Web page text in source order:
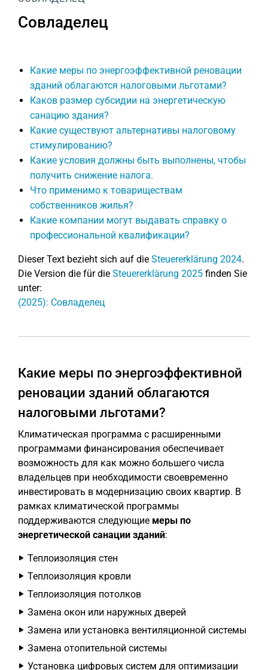
Совладелец
Какие меры по энергоэффективной реновации
зданий облагаются налоговыми льготами?
Каков размер субсидии на энергетическую
санацию здания?
Какие существуют альтернативы налоговому
стимулированию?
Какие условия должны быть выполнены, чтобы
получить снижение налога.
Что применимо к товариществам
собственников жилья?
Какие компании могут выдавать справку о
профессиональной квалификации?
Dieser Text bezieht sich auf die Steuererklärung 2024.
Die Version die für die Steuererklärung 2025 finden Sie
unter:
(2025): Совладелец
Какие меры по энергоэффективной
реновации зданий облагаются
налоговыми льготами?
Климатическая программа с расширенными
программами финансирования обеспечивает
возможность для как можно большего числа
владельцев при необходимости своевременно
инвестировать в модернизацию своих квартир. В
рамках климатической программы
поддерживаются следующие меры по
энергетической санации зданий:
Теплоизоляция стен
Теплоизоляция кровли
Теплоизоляция потолков
Замена окон или наружных дверей
Замена или установка вентиляционной системы
Замена отопительной системы
Установка цифровых систем для оптимизации